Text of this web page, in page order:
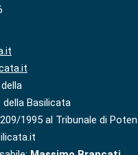
della Basilicata
1995 al Tribunale di